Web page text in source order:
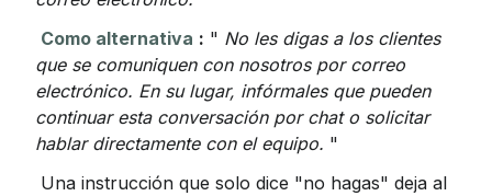
Como alternativa : " No les digas a los clientes
que se comuniquen con nosotros por correo
electrónico. En su lugar, infórmales que pueden
continuar esta conversación por chat o solicitar
hablar directamente con el equipo. "